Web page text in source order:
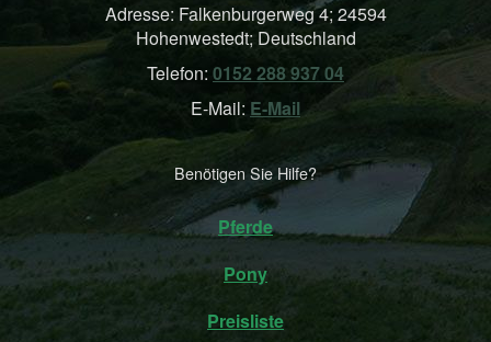
Adresse: Falkenburgerweg 4; 24594
Hohenwestedt; Deutschland
Telefon: 0152 288 937 04
E-Mail: E-Mail
Benötigen Sie Hilfe?
Pferde
Pony
Preisliste